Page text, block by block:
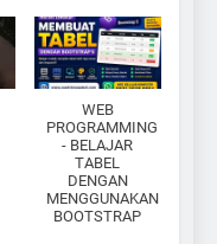
WEB
PROGRAMMING
- BELAJAR
TABEL
DENGAN
MENGGUNAKAN
BOOTSTRAP